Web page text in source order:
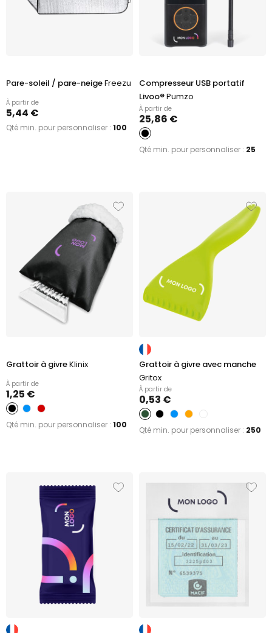
Pare-soleil / pare-neigeFreezu
À partir de
5,44 €
Qté min. pour personnaliser : 100
Compresseur USB portatif
Livoo®Pumzo
À partir de
25,86 €
Qté min. pour personnaliser : 25
Grattoir à givreKlinix
À partir de
1,25 €
Qté min. pour personnaliser : 100
Grattoir à givre avec manche
Gritox
À partir de
0,53 €
Qté min. pour personnaliser : 250